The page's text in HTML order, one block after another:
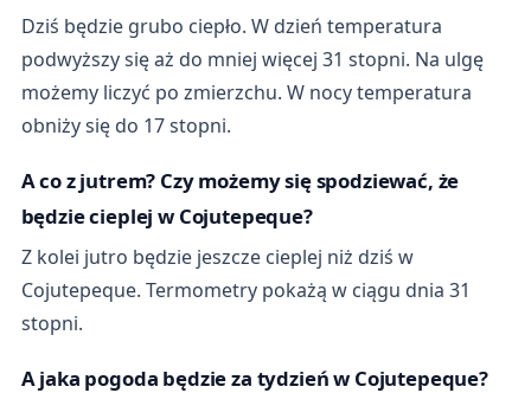
Dziś będzie grubo ciepło. W dzień temperatura
podwyższy się aż do mniej więcej 31 stopni. Na ulgę
możemy liczyć po zmierzchu. W nocy temperatura
obniży się do 17 stopni.
A co z jutrem? Czy możemy się spodziewać, że
będzie cieplej w Cojutepeque?
Z kolei jutro będzie jeszcze cieplej niż dziś w
Cojutepeque. Termometry pokażą w ciągu dnia 31
stopni.
A jaka pogoda będzie za tydzień w Cojutepeque?